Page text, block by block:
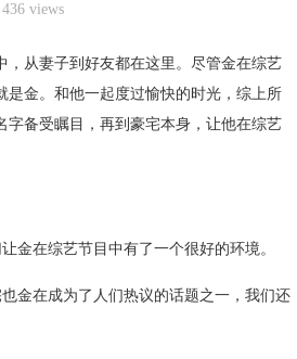
views
从妻子到好友都在这里。尽管金在综艺
金。和他一起度过愉快的时光，综上所
备受瞩目，再到豪宅本身，让他在综艺
金在综艺节目中有了一个很好的环境。
金在成为了人们热议的话题之一，我们还